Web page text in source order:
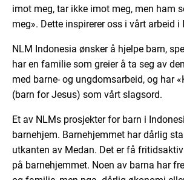
imot meg, tar ikke imot meg, men ham
meg». Dette inspirerer oss i vårt arbeid i
NLM Indonesia ønsker å hjelpe barn,
har en familie som greier å ta seg av
med barne- og ungdomsarbeid, og har
(barn for Jesus) som vårt slagsord.
Et av NLMs prosjekter for barn i
barnehjem. Barnehjemmet har dårlig
utkanten av Medan. Det er få
på barnehjemmet. Noen av barna har